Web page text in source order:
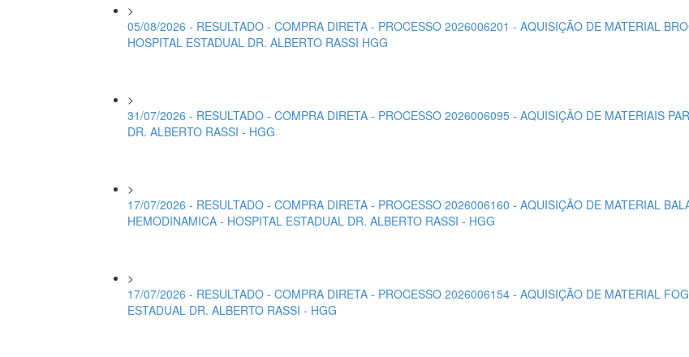
>
05/08/2026 - RESULTADO - COMPRA DIRETA - PROCESSO 2026006201 - AQUISIÇÃO DE MATERIAL
HOSPITAL ESTADUAL DR. ALBERTO RASSI HGG
>
31/07/2026 - RESULTADO - COMPRA DIRETA - PROCESSO 2026006095 - AQUISIÇÃO DE MATERIAIS
DR. ALBERTO RASSI - HGG
>
17/07/2026 - RESULTADO - COMPRA DIRETA - PROCESSO 2026006160 - AQUISIÇÃO DE MATERIAL
HEMODINAMICA - HOSPITAL ESTADUAL DR. ALBERTO RASSI - HGG
>
17/07/2026 - RESULTADO - COMPRA DIRETA - PROCESSO 2026006154 - AQUISIÇÃO DE MATERIAL
ESTADUAL DR. ALBERTO RASSI - HGG